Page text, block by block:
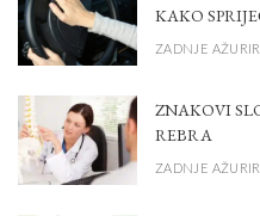
KAKO
ZADNJE
ZNAKOVI
REBRA
ZADNJE